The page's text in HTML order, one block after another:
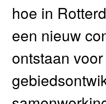
hoe in
een nieuw
ontstaan